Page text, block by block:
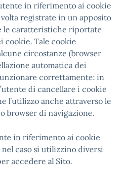
in riferimento ai cookie
registrate in un apposito
le caratteristiche riportate
cookie. Tale cookie
circostanze (browser
automatica dei
correttamente: in
di cancellare i cookie
l’utilizzo anche attraverso le
browser di navigazione.
in riferimento ai cookie
caso si utilizzino diversi
accedere al Sito.